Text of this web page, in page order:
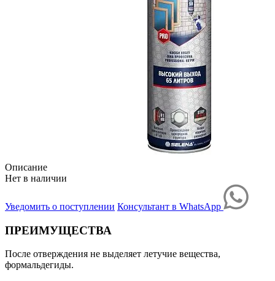
Описание
Нет в наличии
Уведомить о поступлении Консультант в WhatsApp
ПРЕИМУЩЕСТВА
После отверждения не выделяет летучие вещества,
формальдегиды.